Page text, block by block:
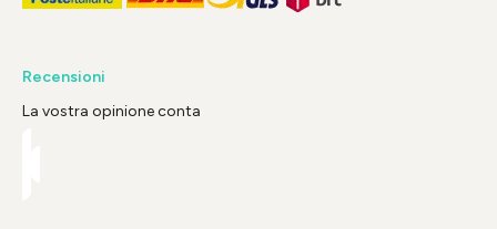
Recensioni
La vostra opinione conta